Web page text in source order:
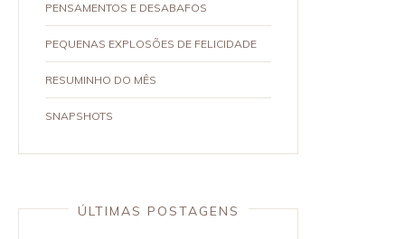
PENSAMENTOS E DESABAFOS
PEQUENAS EXPLOSÕES DE FELICIDADE
RESUMINHO DO MÊS
SNAPSHOTS
ÚLTIMAS POSTAGENS